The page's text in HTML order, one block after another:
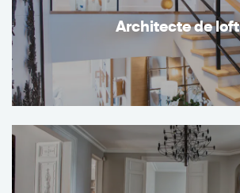
Architecte de loft